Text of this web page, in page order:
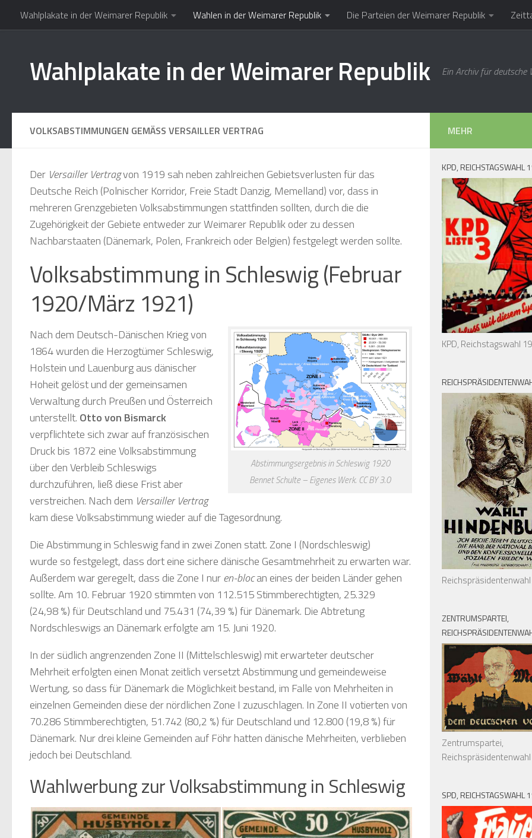
Zum Inhalt springen
Wahlplakate in der Weimarer Republik Wahlen in der Weimarer Republik Die Parteien der Weimarer Republik
Wahlplakate in der Weimarer Republik Ein Archiv für
VOLKSABSTIMMUNGEN GEMÄSS VERSAILLER VERTRAG
Der Versailler Vertragvon 1919 sah neben zahlreichen Gebietsverlusten für das
Deutsche Reich (Polnischer Korridor, Freie Stadt Danzig, Memelland) vor, dass in
mehreren GrenzgebietenVolksabstimmungen stattfinden sollten, durch die die
Zugehörigkeit der Gebiete entweder zur Weimarer Republik oder zu dessen
Nachbarstaaten (Dänemark, Polen, Frankreich oder Belgien) festgelegt werden sollte.
Volksabstimmung in Schleswig (Februar
1920/März 1921)
Abstimmungsergebnis in Schleswig 1920
Bennet Schulte – Eigenes Werk. CC BY 3.0
Nach dem Deutsch-Dänischen Krieg von
1864 wurden die Herzogtümer Schleswig,
Holstein und Lauenburg aus dänischer
Hoheit gelöst und der gemeinsamen
Verwaltung durch Preußen und Österreich
unterstellt. Otto von Bismarck
verpflichtete sich zwar auf französischen
Druck bis 1872 eine Volksabstimmung
über den Verbleib Schleswigs
durchzuführen, ließ diese Frist aber
verstreichen. Nach dem Versailler Vertrag
kam diese Volksabstimmung wieder auf die Tagesordnung.
Die Abstimmung in Schleswig fand in zwei Zonen statt. Zone I (Nordschleswig)
wurde so festgelegt, dass dort eine sichere dänische Gesamtmehrheit zu erwarten war.
Außerdem war geregelt, dass die Zone I nuren-blocan eines der beiden Länder gehen
sollte. Am 10. Februar 1920 stimmten von 112.515 Stimmberechtigten, 25.329
(24,98 %) für Deutschland und 75.431 (74,39 %) für Dänemark. Die Abtretung
Nordschleswigs an Dänemark erfolgte am 15. Juni 1920.
In der südlich angrenzenden Zone II (Mittelschleswig) mit erwarteter deutscher
Mehrheit erfolgten einen Monat zeitlich versetzt Abstimmung und gemeindeweise
Wertung, so dass für Dänemark die Möglichkeit bestand, im Falle von Mehrheiten in
einzelnen Gemeinden diese der nördlichen Zone I zuzuschlagen. In Zone II votierten von
70.286 Stimmberechtigten, 51.742 (80,2 %) für Deutschland und 12.800 (19,8 %) für
Dänemark. Nur drei kleine Gemeinden auf Föhr hatten dänische Mehrheiten, verblieben
jedoch bei Deutschland.
Wahlwerbung zur Volksabstimmung in Schleswig
MEHR
KPD, REICHSTAGSWAHL
KPD, Reichstagswahl
ZENTRUMSPARTEI,
Zentrumspartei,
SPD, REICHSTAGSWAHL